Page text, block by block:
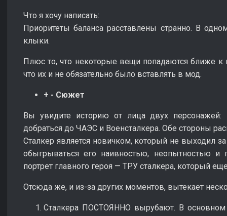
Что я хочу написать:
Приоритеты баланса расставлены странно. В
клыки.
Плюс то, что некоторые вещи попадаются ближе к
что их и не обязательно было вставлять в мод.
+ - Сюжет
Вы увидите историю от лица двух персонажей:
добраться до ЧАЭС и Военсталкера. Обе стороны
Сталкер является новичком, который не выходил
обыгрываться его наивностью, неопытностью и
портрет главного героя — ТРУ сталкера, который
Отсюда же, и из-за других моментов, вытекает
Сталкера ПОСТОЯННО вырубают. В основном